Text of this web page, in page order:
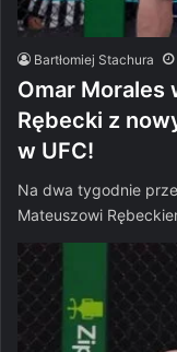
Bartłomiej Stachura
Omar Morales
Rębecki z
w UFC!
Na dwa tygodnie
Mateuszowi